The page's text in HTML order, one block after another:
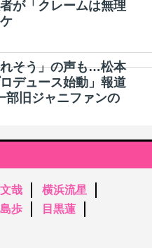
が「クレームは無理
そう」の声も…松本
デュース始動」報道
部旧ジャニファンの
哉
横浜流星
歩
目黒蓮